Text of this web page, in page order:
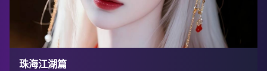
珠海江湖篇